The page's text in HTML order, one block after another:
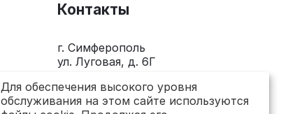
Контакты
г. Симферополь
ул. Луговая, д. 6Г
+7(978)281-0-281
Пн-Пт 10.00 - 18.00
Для обеспечения высокого уровня
обслуживания на этом сайте используются